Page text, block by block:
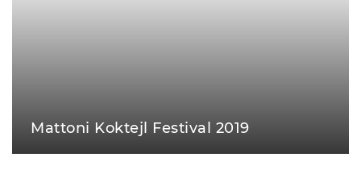
Mattoni Koktejl Festival 2019